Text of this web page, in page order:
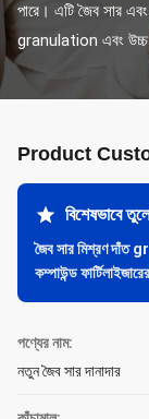
পারে। এটি জৈব সার
granulation এবং উচ্চ
Product
বিশেষভাবে
জৈব সার মিশ্রণ
কম্পাউন্ড
পণ্যের নাম:
নতুন জৈব সার দানাদার